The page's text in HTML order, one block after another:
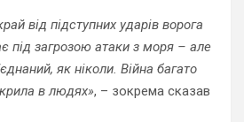
від підступних ударів ворога
під загрозою атаки з моря – але
як ніколи. Війна багато
в людях», – зокрема сказав